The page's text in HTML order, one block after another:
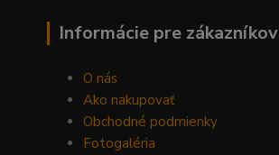
Informácie pre zákazníkov
O nás
Ako nakupovať
Obchodné podmienky
Fotogaléria